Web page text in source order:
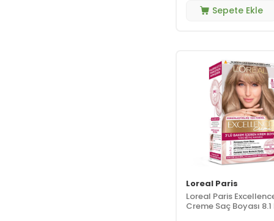
Sepete Ekle
Loreal Paris
Loreal Paris
Creme Saç Boyası